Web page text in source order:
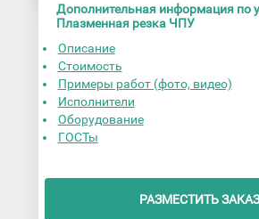
Дополнительная информация по
Плазменная резка ЧПУ
Описание
Стоимость
Примеры работ (фото, видео)
Исполнители
Оборудование
ГОСТы
РАЗМЕСТИТЬ